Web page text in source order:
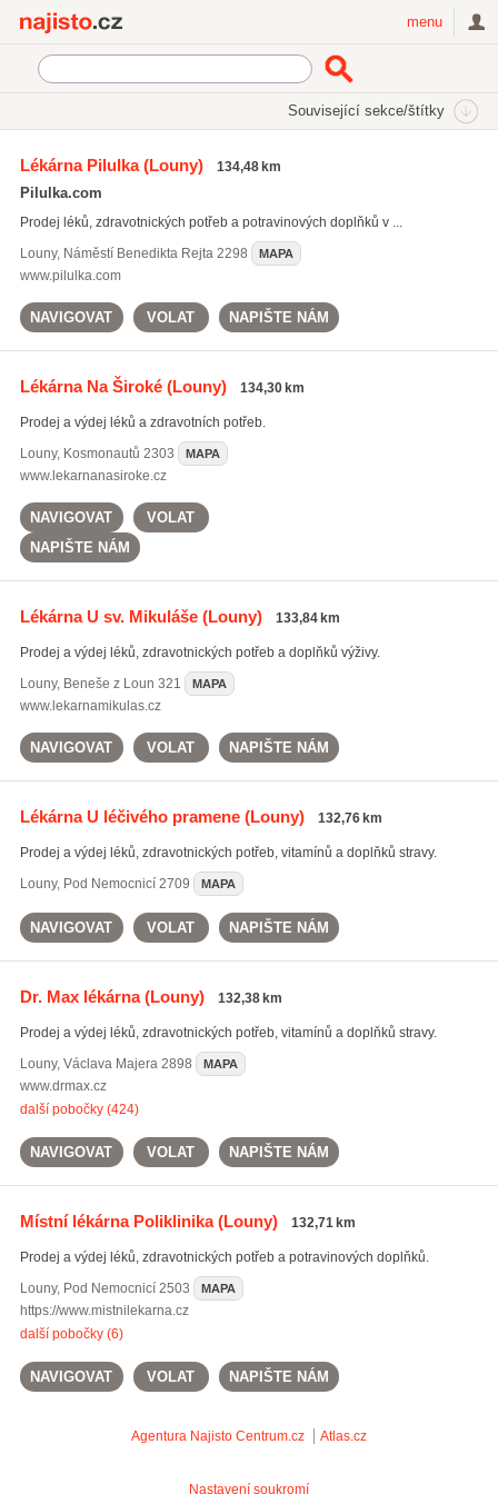
menu
Související sekce/štítky
Lékárny on-line
Nonstop lékárny
Lékárna Pilulka(Louny) 134,48 km
Pilulka.com
Prodej léků, zdravotnických potřeb a potravinových doplňků v ...
Louny, Náměstí Benedikta Rejta 2298 MAPA
www.pilulka.com
NAVIGOVAT VOLAT NAPIŠTE NÁM
Lékárna Na Široké(Louny) 134,30 km
Prodej a výdej léků a zdravotních potřeb.
Louny, Kosmonautů 2303 MAPA
www.lekarnanasiroke.cz
NAVIGOVAT
VOLAT
NAPIŠTE NÁM
Lékárna U sv. Mikuláše(Louny) 133,84 km
Prodej a výdej léků, zdravotnických potřeb a doplňků výživy.
Louny, Beneše z Loun 321 MAPA
www.lekarnamikulas.cz
NAVIGOVAT VOLAT NAPIŠTE NÁM
Lékárna U léčivého pramene(Louny) 132,76 km
Prodej a výdej léků, zdravotnických potřeb, vitamínů a doplňků stravy.
Louny, Pod Nemocnicí 2709 MAPA
NAVIGOVAT VOLAT NAPIŠTE NÁM
Dr. Max lékárna(Louny) 132,38 km
Prodej a výdej léků, zdravotnických potřeb, vitamínů a doplňků stravy.
Louny, Václava Majera 2898 MAPA
www.drmax.cz
další pobočky (424)
NAVIGOVAT VOLAT NAPIŠTE NÁM
Místní lékárna Poliklinika(Louny) 132,71 km
Prodej a výdej léků, zdravotnických potřeb a potravinových doplňků.
Louny, Pod Nemocnicí 2503 MAPA
https://www.mistnilekarna.cz
další pobočky (6)
NAVIGOVAT VOLAT NAPIŠTE NÁM
Agentura Najisto Centrum.cz Atlas.cz
Nastavení soukromí